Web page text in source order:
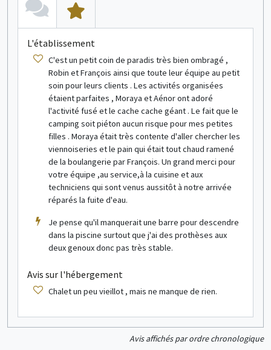
L'établissement
C'est un petit coin de paradis très bien ombragé ,
Robin et François ainsi que toute leur équipe au petit
soin pour leurs clients . Les activités organisées
étaient parfaites , Moraya et Aénor ont adoré
l'activité fusé et le cache cache géant . Le fait que le
camping soit piéton aucun risque pour mes petites
filles . Moraya était très contente d'aller chercher les
viennoiseries et le pain qui était tout chaud ramené
de la boulangerie par François. Un grand merci pour
votre équipe ,au service,à la cuisine et aux
techniciens qui sont venus aussitôt à notre arrivée
réparés la fuite d'eau.
Je pense qu'il manquerait une barre pour descendre
dans la piscine surtout que j'ai des prothèses aux
deux genoux donc pas très stable.
Avis sur l'hébergement
Chalet un peu vieillot , mais ne manque de rien.
Avis affichés par ordre chronologique